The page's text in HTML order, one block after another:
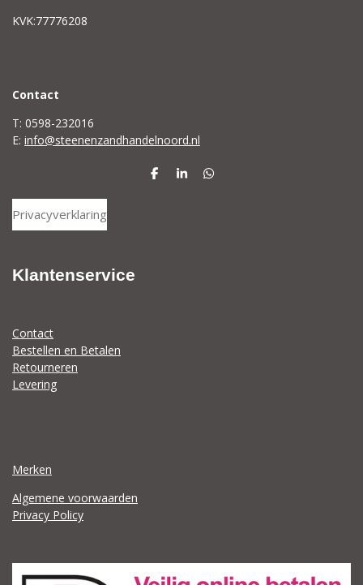
KVK:77776208
Contact
T: 0598-232016
E: info@steenenzandhandelnoord.nl
D
S
D
Privacyverklaring
Klantenservice
Contact
Bestellen en Betalen
Retourneren
Levering
Merken
Algemene voorwaarden
Privacy Policy